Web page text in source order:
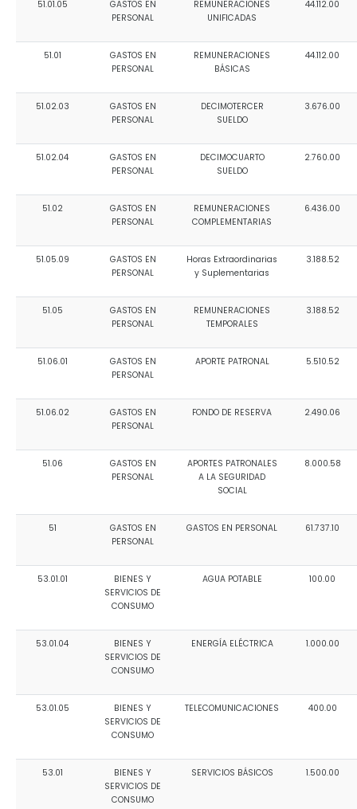
Convocatorias
GESTIÓN ADMINISTRATIVA
Plan Anual Contratación - PAC
Convenios Institucionales
PRESUPUESTO: EJECUCIÓN Y REPORTES
Cédulas presupuestarias y balances
Procesos de contratación
Obras y proyectos
51.01.05
GASTOS EN
PERSONAL
REMUNERACIONES
UNIFICADAS
44.112.00
51.01
GASTOS EN
PERSONAL
REMUNERACIONES
BÁSICAS
44.112.00
51.02.03
GASTOS EN
PERSONAL
DECIMOTERCER
SUELDO
3.676.00
51.02.04
GASTOS EN
PERSONAL
DECIMOCUARTO
SUELDO
2.760.00
51.02
GASTOS EN
PERSONAL
REMUNERACIONES
COMPLEMENTARIAS
6.436.00
51.05.09
GASTOS EN
PERSONAL
Horas Extraordinarias
y Suplementarias
3.188.52
51.05
GASTOS EN
PERSONAL
REMUNERACIONES
TEMPORALES
3.188.52
51.06.01
GASTOS EN
PERSONAL
APORTE PATRONAL 5.510.52
51.06.02
GASTOS EN
PERSONAL
FONDO DE RESERVA 2.490.06
51.06
GASTOS EN
PERSONAL
APORTES PATRONALES
A LA SEGURIDAD
SOCIAL
8.000.58
51
GASTOS EN
PERSONAL
GASTOS EN PERSONAL 61.737.10
53.01.01
BIENES Y
SERVICIOS DE
CONSUMO
AGUA POTABLE 100.00
53.01.04
BIENES Y
SERVICIOS DE
CONSUMO
ENERGÍA ELÉCTRICA 1.000.00
53.01.05
BIENES Y
SERVICIOS DE
CONSUMO
TELECOMUNICACIONES 400.00
53.01
BIENES Y
SERVICIOS DE
CONSUMO
SERVICIOS BÁSICOS 1.500.00